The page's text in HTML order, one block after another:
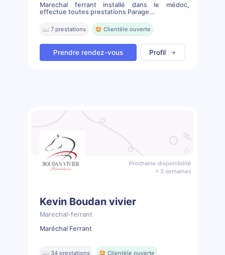
Marechal ferrant installé dans le médoc,
effectue toutes prestations Parage...
📖 7 prestations 🤩 Clientèle ouverte
Prendre rendez-vous Profil
Prochaine disponibilité
< 3 semaines
Kevin Boudan vivier
Marechal-ferrant
Maréchal Ferrant
📖 34 prestations 🤩 Clientèle ouverte